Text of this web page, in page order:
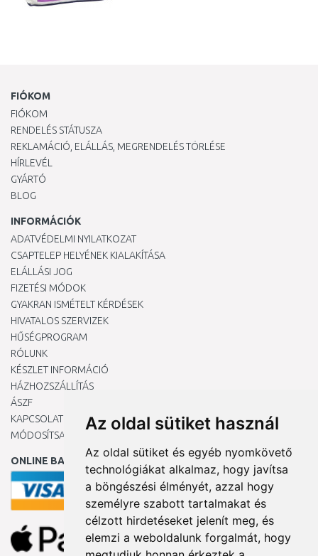
Az oldal sütiket használ
Az oldal sütiket és egyéb nyomkövető
technológiákat alkalmaz, hogy javítsa
a böngészési élményét, azzal hogy
személyre szabott tartalmakat és
célzott hirdetéseket jelenít meg, és
elemzi a weboldalunk forgalmát, hogy
FIÓKOM
FIÓKOM
RENDELÉS STÁTUSZA
REKLAMÁCIÓ, ELÁLLÁS, MEGRENDELÉS TÖRLÉSE
HÍRLEVÉL
GYÁRTÓ
BLOG
INFORMÁCIÓK
ADATVÉDELMI NYILATKOZAT
CSAPTELEP HELYÉNEK KIALAKÍTÁSA
ELÁLLÁSI JOG
FIZETÉSI MÓDOK
GYAKRAN ISMÉTELT KÉRDÉSEK
HIVATALOS SZERVIZEK
HŰSÉGPROGRAM
RÓLUNK
KÉSZLET INFORMÁCIÓ
HÁZHOZSZÁLLÍTÁS
ÁSZF
KAPCSOLAT
MÓDOSÍTSA A COOKIE-BEÁLLÍTÁSAIMAT
ONLINE BANKKÁRTYÁVAL